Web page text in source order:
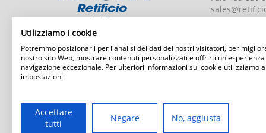
25040 Timoline di C.F. (BS)
Numéro
BS-203951
Capital social:
Utilizziamo i cookie
Potremmo posizionarli per l'analisi dei dati dei nostri visitatori, per
nostro sito Web, mostrare contenuti personalizzati e offrirti un'esperienza
navigazione eccezionale. Per ulteriori informazioni sui cookie utilizziamo
impostazioni.
Accettare
tutti
Negare No, aggiusta